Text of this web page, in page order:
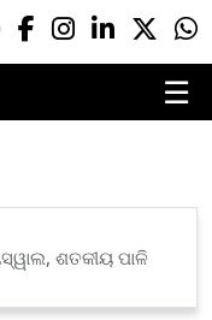
☰
ଶତକୀୟ ପାଳି